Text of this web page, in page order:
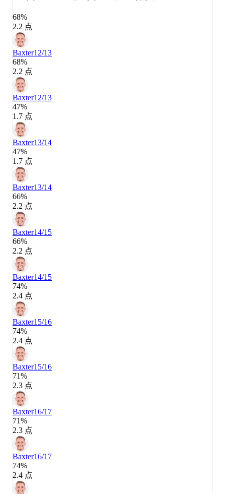
68%
2.2 点
Baxter12/13
68%
2.2 点
Baxter12/13
47%
1.7 点
Baxter13/14
47%
1.7 点
Baxter13/14
66%
2.2 点
Baxter14/15
66%
2.2 点
Baxter14/15
74%
2.4 点
Baxter15/16
74%
2.4 点
Baxter15/16
71%
2.3 点
Baxter16/17
71%
2.3 点
Baxter16/17
74%
2.4 点